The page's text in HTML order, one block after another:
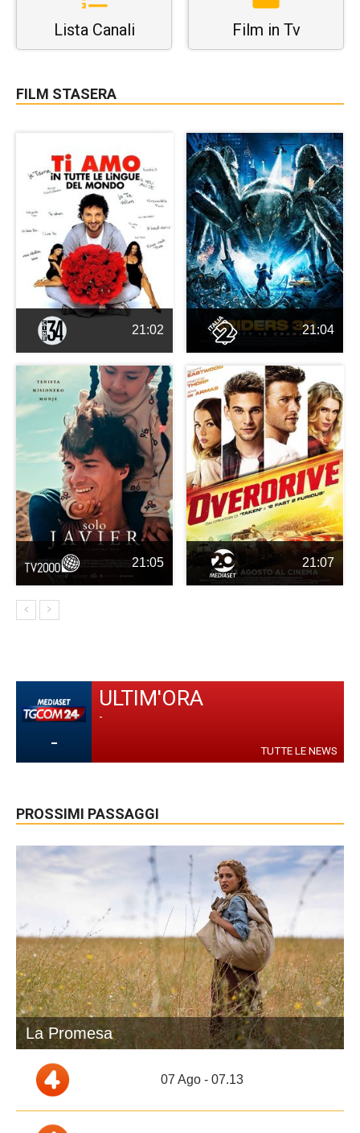
Lista Canali Film in Tv
FILM STASERA
21:02 21:04
21:05 21:07
-
ULTIM'ORA
-
TUTTE LE NEWS
PROSSIMI PASSAGGI
La Promesa
07 Ago - 07.13